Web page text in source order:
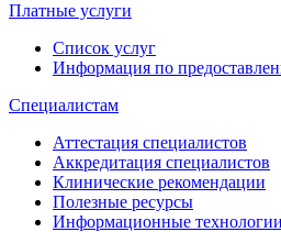
Платные услуги
Список услуг
Информация по
Специалистам
Аттестация специалистов
Аккредитация специалистов
Клинические рекомендации
Полезные ресурсы
Информационные